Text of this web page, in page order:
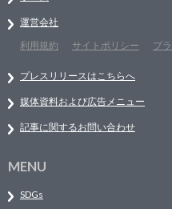
運営会社
利用規約
サイトポリシー プ
プレスリリースはこちらへ
媒体資料および広告メニュー
記事に関するお問い合わせ
MENU
SDGs